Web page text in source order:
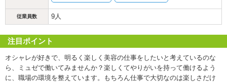
従業員数 9人
注目ポイント
オシャレが好きで、明るく楽しく美容の仕事をしたいと考えているのな
ら、ミュゼで働いてみませんか？楽しくてやりがいを持って働けるよう
に、職場の環境を整えています。もちろん仕事で大切なのは楽しさだけ